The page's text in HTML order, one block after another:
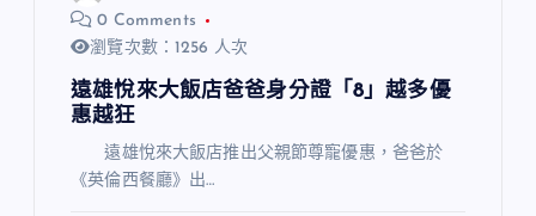
0 Comments
瀏覽次數：1256 人次
遠雄悅來大飯店爸爸身分證「8」越多優
惠越狂
遠雄悅來大飯店推出父親節尊寵優惠，爸爸於
《英倫西餐廳》出…